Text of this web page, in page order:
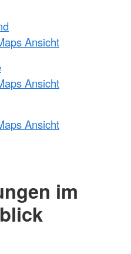
Ansicht
Ansicht
Ansicht
im